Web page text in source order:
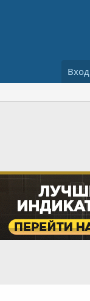
Вход